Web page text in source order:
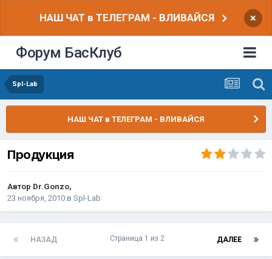
НАШ ЧАТ в ТЕЛЕГРАМ - ВЛИВАЙСЯ ×
Форум БасКлуб
Spl-Lab
НАШ ЧАТ в ТЕЛЕГРАМ - ВЛИВАЙСЯ
Продукция
Автор Dr.Gonzo,
23 ноября, 2010 в Spl-Lab
НАЗАД ДАЛЕЕ
Страница 1 из 2